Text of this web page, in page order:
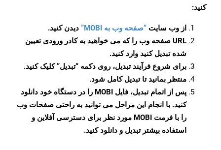
کنید:
از وب سایت “صفحه وب به MOBI”
دیدن کنید.
URL صفحه وب را که می خواهید به کادر ورودی تعیین
شده تبدیل کنید وارد کنید.
برای شروع فرآیند تبدیل، روی دکمه “تبدیل” کلیک کنید.
منتظر بمانید تا تبدیل کامل شود.
پس از اتمام تبدیل، فایل MOBI را در دستگاه خود دانلود
کنید. با انجام این مراحل می توانید به راحتی صفحات وب
را با فرمت MOBI مورد نظر برای دسترسی آفلاین و
استفاده بیشتر تبدیل و دانلود کنید.